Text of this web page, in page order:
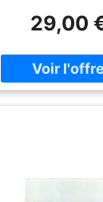
sticker plaque
gâteau, vous
enfin décorer
votre cuisine à
avec leur aide !
chocolat
29,00